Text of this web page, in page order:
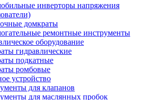
инверторы напряжения
домкраты
ремонтные инструменты
оборудование
гидравлические
подкатные
ромбовые
устройство
для клапанов
для маслянных пробок